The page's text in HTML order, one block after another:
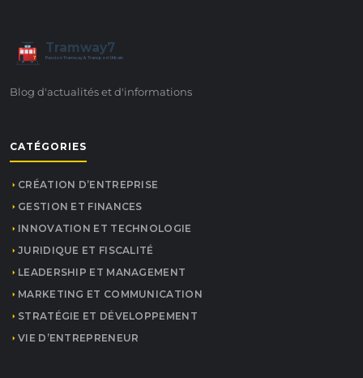
7
Tramway7
Passion Tramway & Transport Urbain
Blog d'actualités et d'informations
CATÉGORIES
CRÉATION D’ENTREPRISE
GESTION ET FINANCES
INNOVATION ET TECHNOLOGIE
JURIDIQUE ET FISCALITÉ
LEADERSHIP ET MANAGEMENT
MARKETING ET COMMUNICATION
STRATÉGIE ET DÉVELOPPEMENT
VIE D’ENTREPRENEUR